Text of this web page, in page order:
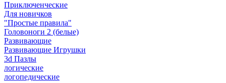
Приключенческие
Для новичков
"Простые правила"
Головоноги 2 (белые)
Развивающие
Развивающие Игрушки
3d Пазлы
логические
логопедические